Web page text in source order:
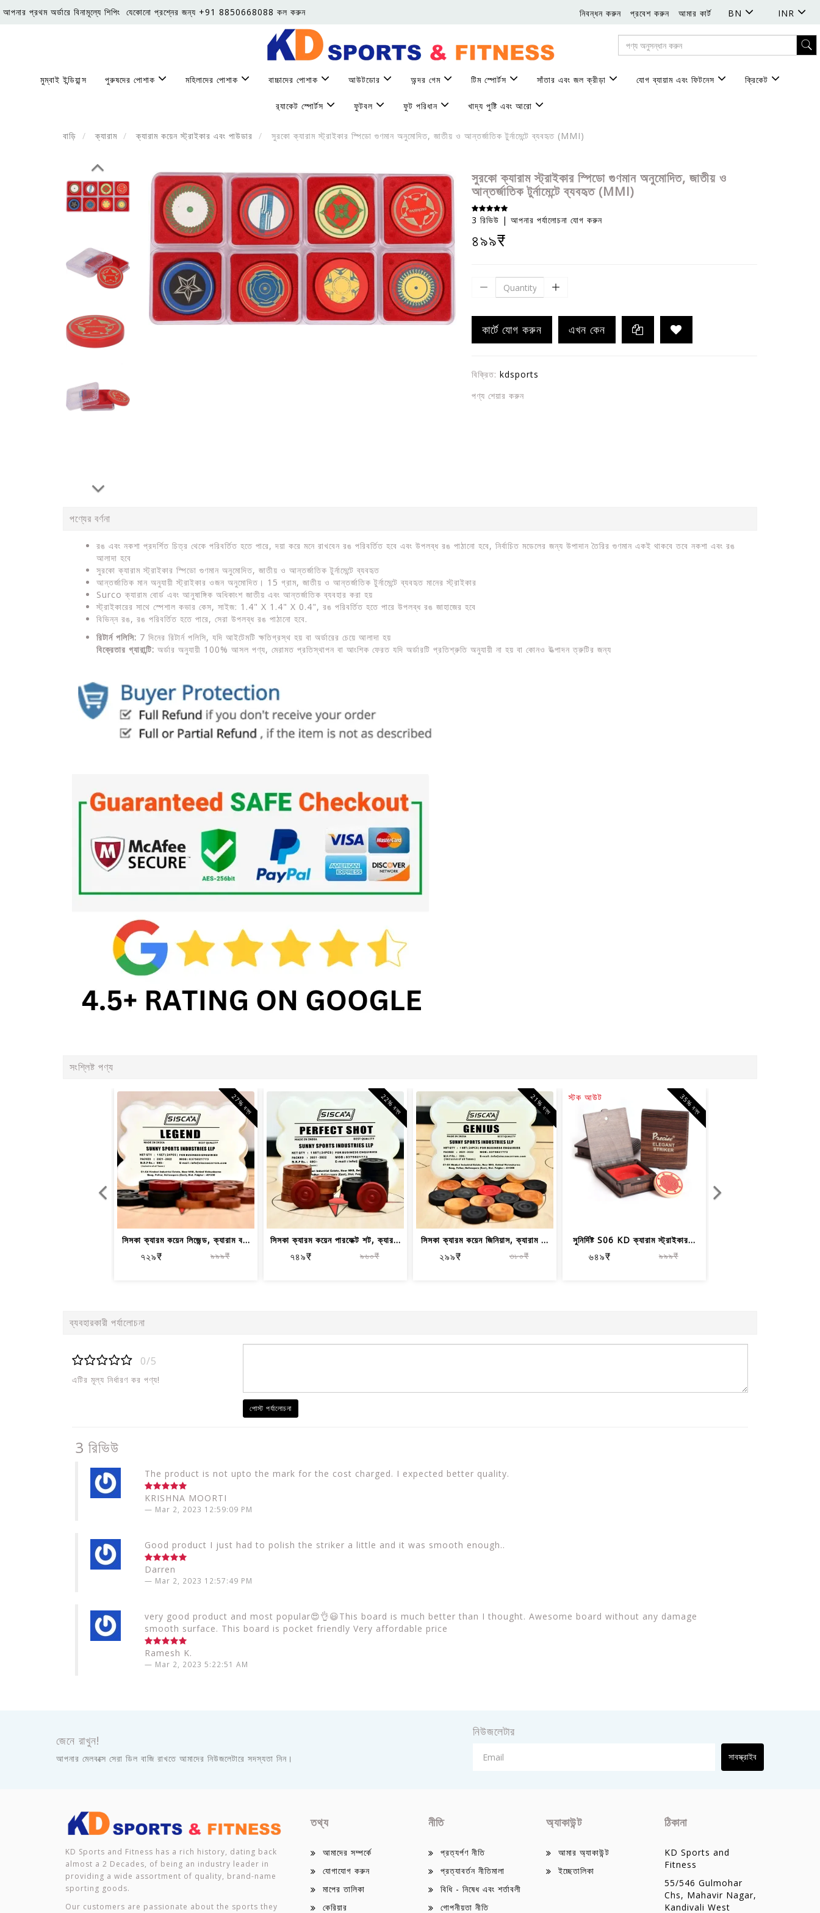
আপনার প্রথম অর্ডারে বিনামূল্যে শিপিং যেকোনো প্রশ্নের জন্য +91 8850668088 কল করুন নিবন্ধন করুন প্রবেশ করুন আমার কার্ট BN INR
মুম্বাই ইন্ডিয়ান্স পুরুষদের পোশাক মহিলাদের পোশাক বাচ্চাদের পোশাক আউটডোর অন্দর গেম টিম স্পোর্টস সাঁতার এবং জল ক্রীড়া যোগ ব্যায়াম এবং ফিটনেস ক্রিকেট
র‌্যাকেট স্পোর্টস ফুটবল ফুট পরিধান খাদ্য পুষ্টি এবং আরো
বাড়ি ক্যারাম ক্যারাম কয়েন স্ট্রাইকার এবং পাউডার সুরকো ক্যারাম স্ট্রাইকার স্পিডো গুণমান অনুমোদিত, জাতীয় ও আন্তর্জাতিক টুর্নামেন্টে ব্যবহৃত (MMI)
সুরকো ক্যারাম স্ট্রাইকার স্পিডো গুণমান অনুমোদিত, জাতীয় ও
আন্তর্জাতিক টুর্নামেন্টে ব্যবহৃত (MMI)
3 রিভিউ | আপনার পর্যালোচনা যোগ করুন
৪৯৯₹
কার্টে যোগ করুন এখন কেন
বিক্রিত: kdsports
পণ্য শেয়ার করুন
পণ্যের বর্ণনা
রঙ এবং নকশা প্রদর্শিত চিত্র থেকে পরিবর্তিত হতে পারে, দয়া করে মনে রাখবেন রঙ পরিবর্তিত হবে এবং উপলব্ধ রঙ পাঠানো হবে, নির্বাচিত মডেলের জন্য উপাদান তৈরির গুণমান একই থাকবে তবে নকশা এবং রঙ
আলাদা হবে
সুরকো ক্যারাম স্ট্রাইকার স্পিডো গুণমান অনুমোদিত, জাতীয় ও আন্তর্জাতিক টুর্নামেন্টে ব্যবহৃত
আন্তর্জাতিক মান অনুযায়ী স্ট্রাইকার ওজন অনুমোদিত। 15 গ্রাম, জাতীয় ও আন্তর্জাতিক টুর্নামেন্টে ব্যবহৃত মানের স্ট্রাইকার
Surco ক্যারাম বোর্ড এবং আনুষাঙ্গিক অধিকাংশ জাতীয় এবং আন্তর্জাতিক ব্যবহার করা হয়
স্ট্রাইকারের সাথে স্পেশাল কভার কেস, সাইজ: 1.4" X 1.4" X 0.4", রঙ পরিবর্তিত হতে পারে উপলব্ধ রঙ জাহাজের হবে
বিভিন্ন রঙ, রঙ পরিবর্তিত হতে পারে, সেরা উপলব্ধ রঙ পাঠানো হবে.
রিটার্ন পলিসি: 7 দিনের রিটার্ন পলিসি, যদি আইটেমটি ক্ষতিগ্রস্থ হয় বা অর্ডারের চেয়ে আলাদা হয়
বিক্রেতার গ্যারান্টি: অর্ডার অনুযায়ী 100% আসল পণ্য, মেরামত প্রতিস্থাপন বা আংশিক ফেরত যদি অর্ডারটি প্রতিশ্রুতি অনুযায়ী না হয় বা কোনও উত্পাদন ত্রুটির জন্য
সংশ্লিষ্ট পণ্য
সিসকা ক্যারম কয়েন লিজেন্ড, ক্যারাম ব...
৭২৯₹ ৯৯৯₹
27% বন্ধ
সিসকা ক্যারম কয়েন পারফেক্ট শট, ক্যার...
৭৪৯₹ ৯৬০₹
22% বন্ধ
সিসকা ক্যারম কয়েন জিনিয়াস, ক্যারাম ...
২৯৯₹ ৩৮০₹
21% বন্ধ
সুনির্দিষ্ট S06 KD ক্যারাম স্ট্রাইকার...
৬৪৯₹ ৯৯৯₹
স্টক আউট 35% বন্ধ
ব্যবহারকারী পর্যালোচনা
0/5
এটির মূল্য নির্ধারণ কর পণ্য!
পোস্ট পর্যালোচনা
3 রিভিউ
The product is not upto the mark for the cost charged. I expected better quality.
KRISHNA MOORTI
Mar 2, 2023 12:59:09 PM
Good product I just had to polish the striker a little and it was smooth enough..
Darren
Mar 2, 2023 12:57:49 PM
very good product and most popular😍👌😃This board is much better than I thought. Awesome board without any damage
smooth surface. This board is pocket friendly Very affordable price
Ramesh K.
Mar 2, 2023 5:22:51 AM
জেনে রাখুন!
আপনার মেলবক্সে সেরা ডিল বাজি রাখতে আমাদের নিউজলেটারে সদস্যতা নিন।
নিউজলেটার
সাবস্ক্রাইব
KD Sports and Fitness has a rich history, dating back
almost a 2 Decades, of being an industry leader in
providing a wide assortment of quality, brand-name
sporting goods.
Our customers are passionate about the sports they
তথ্য
আমাদের সম্পর্কে
যোগাযোগ করুন
মাপের তালিকা
কেরিয়ার
নীতি
প্রত্যর্পণ নীতি
প্রত্যাবর্তন নীতিমালা
বিধি - নিষেধ এবং শর্তাবলী
গোপনীয়তা নীতি
অ্যাকাউন্ট
আমার অ্যাকাউন্ট
ইচ্ছেতালিকা
ঠিকানা
KD Sports and
Fitness
55/546 Gulmohar
Chs, Mahavir Nagar,
Kandivali West